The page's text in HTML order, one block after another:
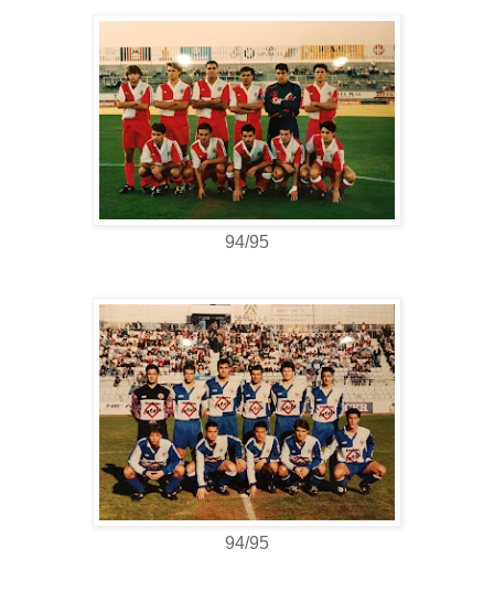
94/95
94/95